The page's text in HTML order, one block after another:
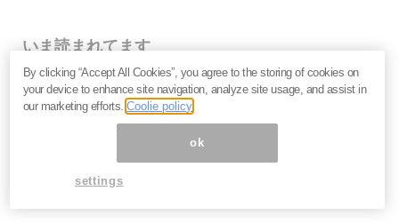
いま読まれてます
なぜ個人投資家は「みんなが買っているから」と手を出
して大損するのか？
キオクシア・イオン・NTT…なぜ人気銘柄は思うように
上がらないのか。投資家が見落とす企業の「性質」＝栫
2027年、日本は金融危機に向かう？長期金利上昇の裏
By clicking “Accept All Cookies”, you agree to the storing of cookies on
your device to enhance site navigation, analyze site usage, and assist in
our marketing efforts.Coolie policy
ok
settings